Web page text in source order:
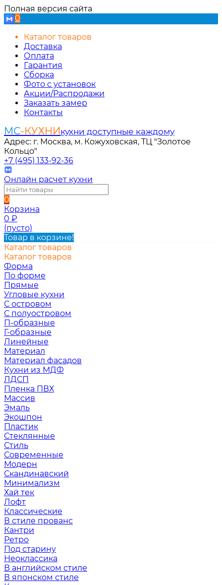
Полная версия сайта
0
Каталог товаров
Доставка
Оплата
Гарантия
Сборка
Фото с установок
Акции/Распродажи
Заказать замер
Контакты
МС-КУХНИкухни доступные каждому
Адрес: г. Москва, м. Кожуховская, ТЦ "Золотое
Кольцо"
+7 (495) 133-92-36
Онлайн расчет кухни
0
Корзина
0 ₽
(пусто)
Товар в корзине!
Каталог товаров
Каталог товаров
Форма
По форме
Прямые
Угловые кухни
С островом
С полуостровом
П-образные
Г-образные
Линейные
Материал
Материал фасадов
Кухни из МДФ
ЛДСП
Пленка ПВХ
Массив
Эмаль
Экошпон
Пластик
Стеклянные
Стиль
Современные
Модерн
Скандинавский
Минимализм
Хай тек
Лофт
Классические
В стиле прованс
Кантри
Ретро
Под старину
Неоклассика
В английском стиле
В японском стиле